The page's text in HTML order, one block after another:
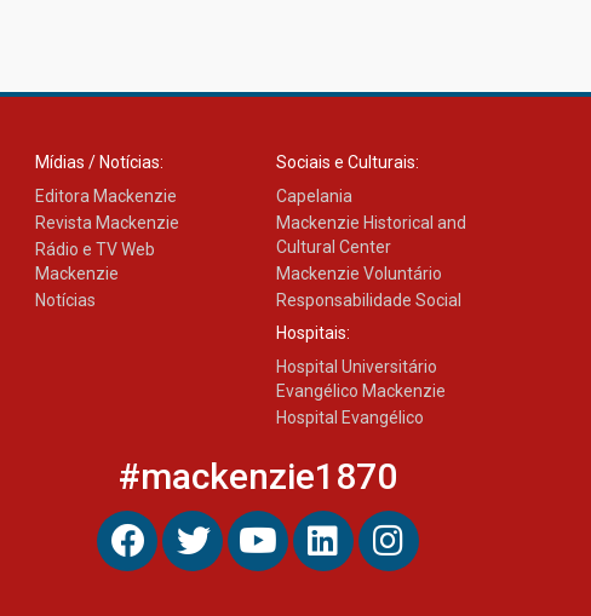
Mídias / Notícias:
Editora Mackenzie
Revista Mackenzie
Rádio e TV Web
Mackenzie
Notícias
Sociais e Culturais:
Capelania
Mackenzie Historical and
Cultural Center
Mackenzie Voluntário
Responsabilidade Social
Hospitais:
Hospital Universitário
Evangélico Mackenzie
Hospital Evangélico
#mackenzie1870